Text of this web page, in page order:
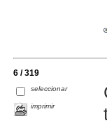
6 / 319
seleccionar
imprimir